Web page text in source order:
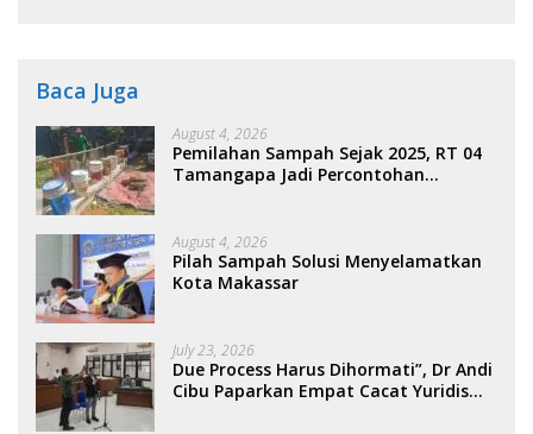
Baca Juga
August 4, 2026
Pemilahan Sampah Sejak 2025, RT 04
Tamangapa Jadi Percontohan
August 4, 2026
Pilah Sampah Solusi Menyelamatkan
Kota Makassar
July 23, 2026
Due Process Harus Dihormati”, Dr Andi
Cibu Paparkan Empat Cacat Yuridis